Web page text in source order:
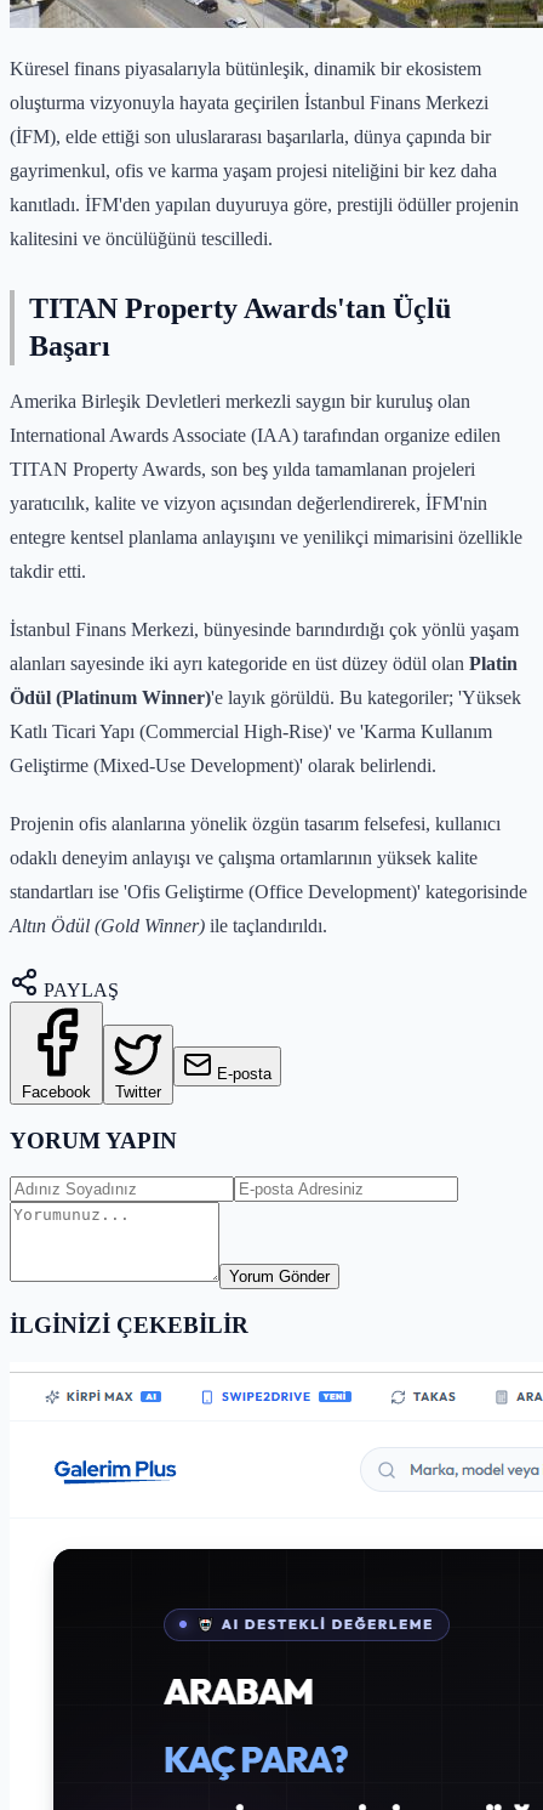
Küresel finans piyasalarıyla bütünleşik, dinamik bir ekosistem
oluşturma vizyonuyla hayata geçirilen İstanbul Finans Merkezi
(İFM), elde ettiği son uluslararası başarılarla, dünya çapında bir
gayrimenkul, ofis ve karma yaşam projesi niteliğini bir kez daha
kanıtladı. İFM'den yapılan duyuruya göre, prestijli ödüller projenin
kalitesini ve öncülüğünü tescilledi.
TITAN Property Awards'tan Üçlü
Başarı
Amerika Birleşik Devletleri merkezli saygın bir kuruluş olan
International Awards Associate (IAA) tarafından organize edilen
TITAN Property Awards, son beş yılda tamamlanan projeleri
yaratıcılık, kalite ve vizyon açısından değerlendirerek, İFM'nin
entegre kentsel planlama anlayışını ve yenilikçi mimarisini özellikle
takdir etti.
İstanbul Finans Merkezi, bünyesinde barındırdığı çok yönlü yaşam
alanları sayesinde iki ayrı kategoride en üst düzey ödül olan Platin
Ödül (Platinum Winner)'e layık görüldü. Bu kategoriler; 'Yüksek
Katlı Ticari Yapı (Commercial High-Rise)' ve 'Karma Kullanım
Geliştirme (Mixed-Use Development)' olarak belirlendi.
Projenin ofis alanlarına yönelik özgün tasarım felsefesi, kullanıcı
odaklı deneyim anlayışı ve çalışma ortamlarının yüksek kalite
standartları ise 'Ofis Geliştirme (Office Development)' kategorisinde
Altın Ödül (Gold Winner) ile taçlandırıldı.
PAYLAŞ
Facebook Twitter
E-posta
YORUM YAPIN
Yorum Gönder
İLGİNİZİ ÇEKEBİLİR